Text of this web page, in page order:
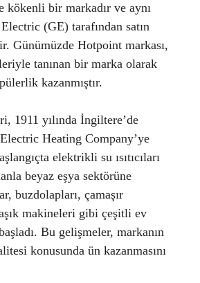
bir markadır ve aynı
(GE) tarafından satın
Günümüzde Hotpoint markası,
tanınan bir marka olarak
kazanmıştır.
1911 yılında İngiltere’de
Heating Company’ye
elektrikli su ısıtıcıları
beyaz eşya sektörüne
buzdolapları, çamaşır
makineleri gibi çeşitli ev
Bu gelişmeler, markanın
konusunda ün kazanmasını